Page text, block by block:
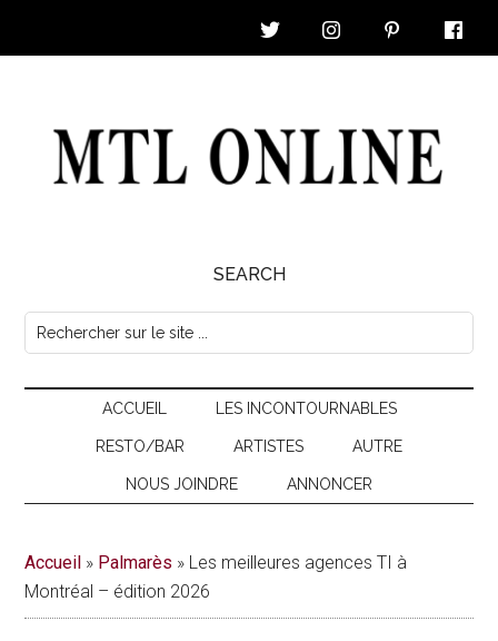
Online
|
Nouvelles
de
SEARCH
Rechercher
sur
le
ACCUEIL LES INCONTOURNABLES
RESTO/BAR ARTISTES AUTRE
NOUS JOINDRE ANNONCER
Accueil » Palmarès » Les meilleures agences TI à
Montréal – édition 2026